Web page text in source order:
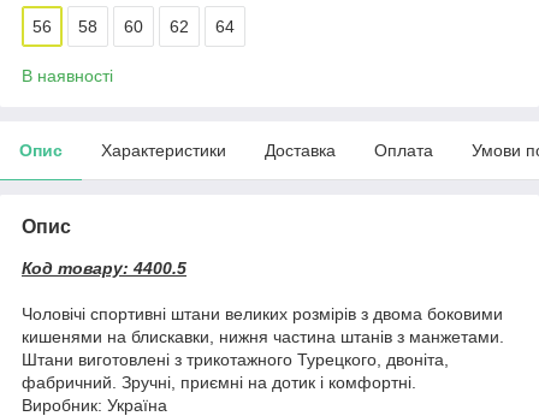
56 58 60 62 64
В наявності
Опис Характеристики Доставка Оплата Умови
Опис
Код товару: 4400.5
Чоловічі спортивні штани великих розмірів з двома боковими
кишенями на блискавки, нижня частина штанів з манжетами.
Штани виготовлені з трикотажного Турецкого, двоніта,
фабричний. Зручні, приємні на дотик і комфортні.
Виробник: Україна